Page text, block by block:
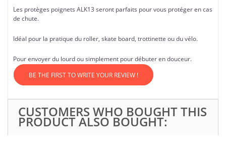
Les protèges poignets ALK13 seront parfaits pour vous protéger en cas
de chute.
Idéal pour la pratique du roller, skate board, trottinette ou du vélo.
Pour envoyer du lourd ou simplement pour débuter en douceur.
BE THE FIRST TO WRITE YOUR REVIEW !
CUSTOMERS WHO BOUGHT THIS
PRODUCT ALSO BOUGHT: